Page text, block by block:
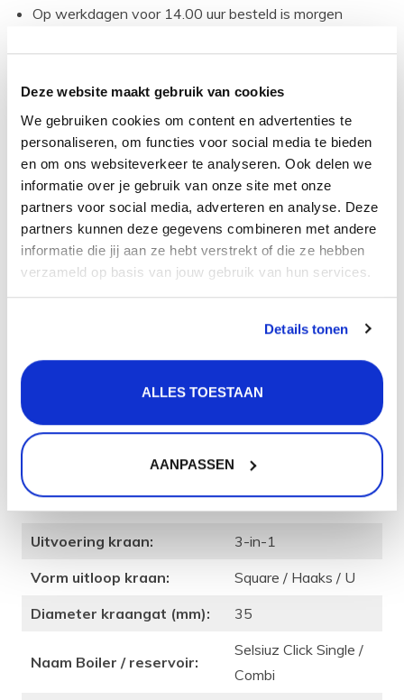
Deze website maakt gebruik van cookies
We gebruiken cookies om content en advertenties te
personaliseren, om functies voor social media te bieden
en om ons websiteverkeer te analyseren. Ook delen we
informatie over je gebruik van onze site met onze
partners voor social media, adverteren en analyse. Deze
partners kunnen deze gegevens combineren met andere
informatie die jij aan ze hebt verstrekt of die ze hebben
verzameld op basis van jouw gebruik van hun services.
Details tonen
ALLES TOESTAAN
AANPASSEN
Op werkdagen voor 14.00 uur besteld is morgen
Gratis retourneren,
30 dagen bedenktijd,
Levering in heel Nederland en België.
toch vragen?
Heb je een vraag of wil je vrijblijvend advies bij het
uitzoeken van de kokend water kraan set die precies bij
jou past, schroom niet en bel 085-4014191 (lokaal
tarief, ma t/m vr van 9 tot 17 uur) of vul
351012
Merk:
Selsiuz
Gun Metal
Uitvoering kraan:
3-in-1
Vorm uitloop kraan:
Square / Haaks / U
Diameter kraangat (mm):
35
Naam Boiler / reservoir:
Selsiuz Click Single /
Combi